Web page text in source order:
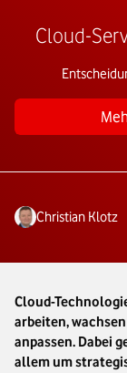
Cloud-
Christian Klotz
Cloud-
arbeiten,
anpassen. Dabei
allem um